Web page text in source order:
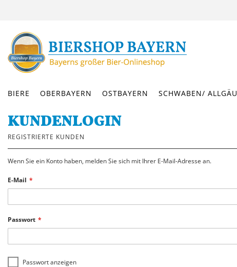
INHALT
BIERE OBERBAYERN OSTBAYERN SCHWABEN/ ALLGÄU
KUNDENLOGIN
REGISTRIERTE KUNDEN
Wenn Sie ein Konto haben, melden Sie sich mit Ihrer E-Mail-Adresse an.
E-Mail
Passwort
Passwort anzeigen